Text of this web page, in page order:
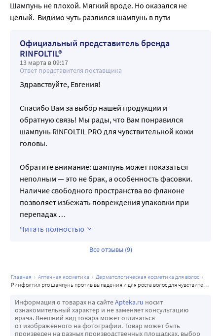
Шампунь не плохой. Мягкий вроде. Но оказался не
целый.  Видимо чуть разлился шампунь в пути
Официальный представитель бренда
RINFOLTIL®
13 марта в 09:17
Ответ представителя поставщика
Здравствуйте, Евгения!
Спасибо Вам за выбор нашей продукции и
обратную связь! Мы рады, что Вам понравился
шампунь RINFOLTIL PRO для чувствительной кожи
головы.
Обратите внимание: шампунь может показаться
неполным — это не брак, а особенность фасовки.
Наличие свободного пространства во флаконе
позволяет избежать повреждения упаковки при
перепадах …
Читать полностью
Все отзывы (9)
главная аптечная косметика
дерматологическая косметика для волос
ринфолтил pro шампунь против выпадения и для роста волос для чувствительной кожи головы 200 мл
Информация о товарах на сайтеApteka.ru носит
ознакомительный характер и не заменяет консультацию
врача. Внешний вид товара может отличаться
от изображённого на фотографии. Товар может быть
произведен на разных производственных площадках, выбор